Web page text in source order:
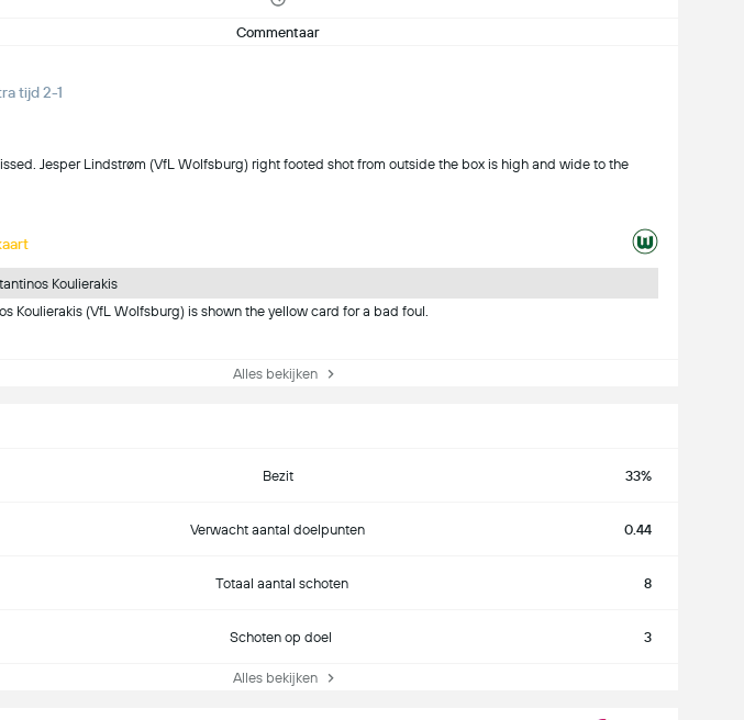
Commentaar
tijd 2-1
Jesper Lindstrøm (VfL Wolfsburg) right footed shot from outside the box is high and wide to the
Koulierakis
Koulierakis (VfL Wolfsburg) is shown the yellow card for a bad foul.
Alles bekijken
Bezit 33%
Verwacht aantal doelpunten 0.44
Totaal aantal schoten 8
Schoten op doel 3
Alles bekijken